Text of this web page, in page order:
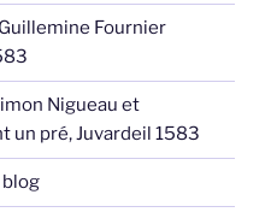
Fournier
Nigueau et
un pré, Juvardeil 1583
blog